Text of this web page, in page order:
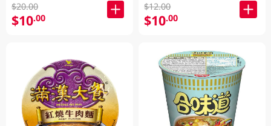
$20.00
$10.00
$12.00
$10.00